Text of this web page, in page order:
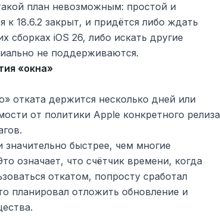
план невозможным: простой и
к 18.6.2 закрыт, и придётся либо ждать
сборках iOS 26, либо искать другие
не поддерживаются.
«окна»
отката держится несколько дней или
от политики Apple конкретного релиза
значительно быстрее, чем многие
означает, что счётчик времени, когда
откатом, попросту сработал
планировал отложить обновление и